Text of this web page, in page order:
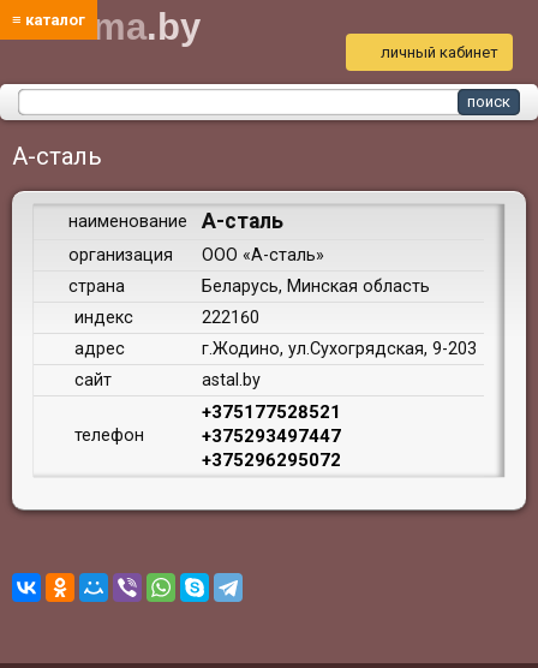
≡ каталог
bud ma.by
личный кабинет
А-сталь
наименование А-сталь
организация
ООО «А-сталь»
страна
Беларусь, Минская область
индекс
222160
адрес
г.Жодино, ул.Сухогрядская, 9-203
сайт
astal.by
телефон
+375177528521
+375293497447
+375296295072